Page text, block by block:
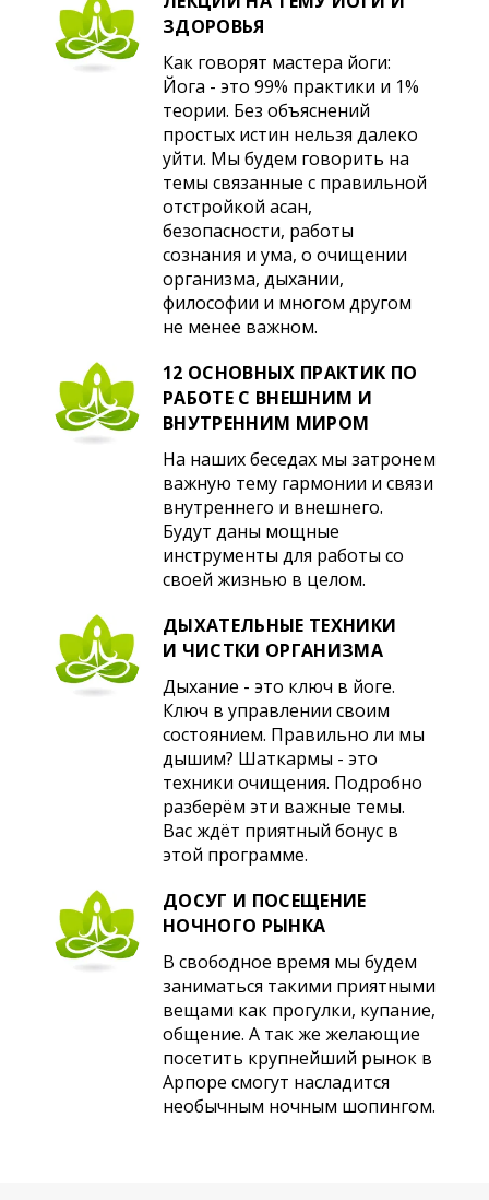
ЗДОРОВЬЯ
Как говорят мастера йоги:
Йога - это 99% практики и 1%
теории. Без объяснений
простых истин нельзя далеко
уйти. Мы будем говорить на
темы связанные с правильной
отстройкой асан,
безопасности, работы
сознания и ума, о очищении
организма, дыхании,
философии и многом другом
не менее важном.
12 ОСНОВНЫХ ПРАКТИК ПО
РАБОТЕ С ВНЕШНИМ И
ВНУТРЕННИМ МИРОМ
На наших беседах мы затронем
важную тему гармонии и связи
внутреннего и внешнего.
Будут даны мощные
инструменты для работы со
своей жизнью в целом.
ДЫХАТЕЛЬНЫЕ ТЕХНИКИ
И ЧИСТКИ ОРГАНИЗМА
Дыхание - это ключ в йоге.
Ключ в управлении своим
состоянием. Правильно ли мы
дышим? Шаткармы - это
техники очищения. Подробно
разберём эти важные темы.
Вас ждёт приятный бонус в
этой программе.
ДОСУГ И ПОСЕЩЕНИЕ
НОЧНОГО РЫНКА
В свободное время мы будем
заниматься такими приятными
вещами как прогулки, купание,
общение. А так же желающие
посетить крупнейший рынок в
Арпоре смогут насладится
необычным ночным шопингом.